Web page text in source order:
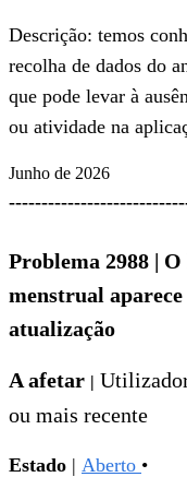
Descrição: temos
recolha de dados do
que pode levar à
ou atividade na
Junho de 2026
Problema 2988 | O
menstrual aparece
atualização
A afetar |
ou mais recente
Estado | Aberto •